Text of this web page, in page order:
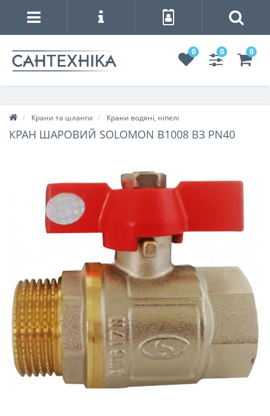
0 0 0
Крани та шланги Крани водяні, ніпелі
КРАН ШАРОВИЙ SOLOMON B1008 ВЗ PN40